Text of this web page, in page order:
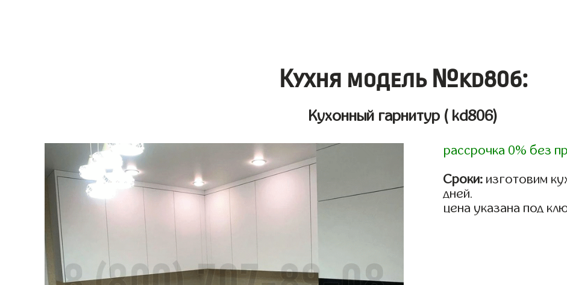
Кухня модель №kd806:
Кухонный гарнитур ( kd806)
рассрочка 0% без
Сроки: изготовим
дней.
цена указана под